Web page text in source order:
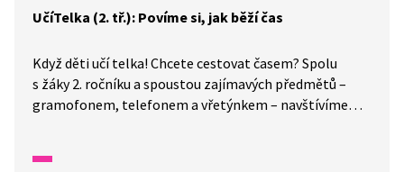
UčíTelka (2. tř.): Povíme si, jak běží čas
Když děti učí telka! Chcete cestovat časem? Spolu
s žáky 2. ročníku a spoustou zajímavých předmětů –
gramofonem, telefonem a vřetýnkem – navštívíme